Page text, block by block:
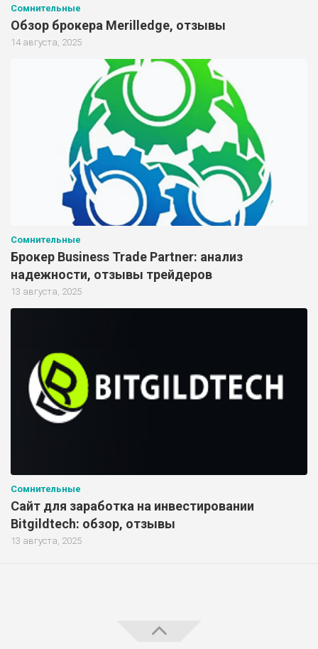
Сомнительные
Обзор брокера Merilledge, отзывы
14 августа, 2025
Сомнительные
Брокер Business Trade Partner: анализ
надежности, отзывы трейдеров
13 августа, 2025
Сомнительные
Сайт для заработка на инвестировании
Bitgildtech: обзор, отзывы
13 августа, 2025